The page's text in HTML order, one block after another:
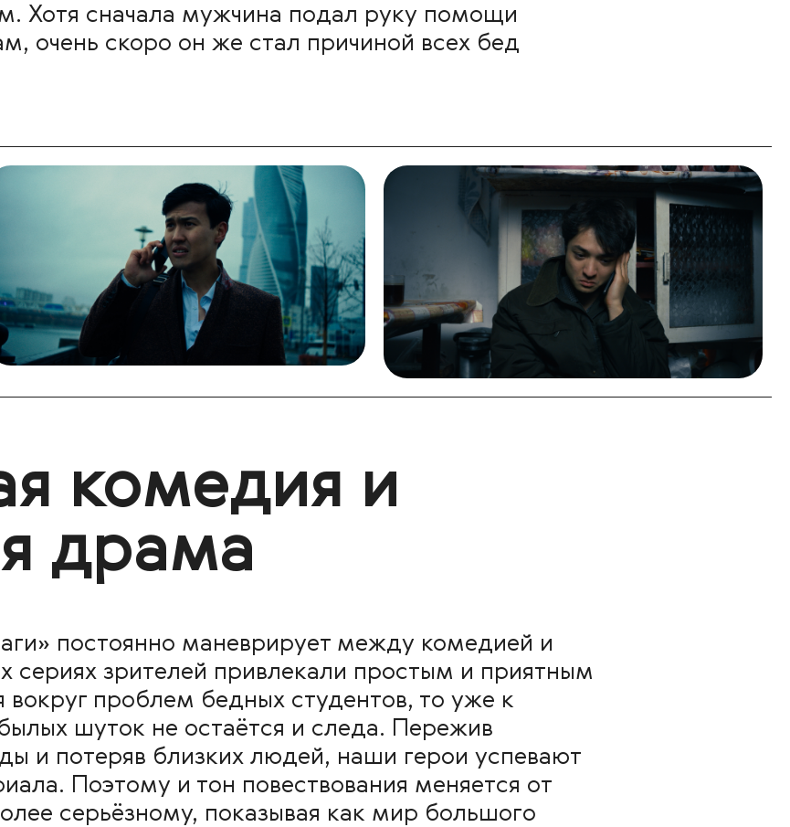
Хотя сначала мужчина подал руку помощи
очень скоро он же стал причиной всех бед
комедия и
драма
постоянно маневрирует между комедией и
сериях зрителей привлекали простым и приятным
проблем бедных студентов, то уже к
шуток не остаётся и следа. Пережив
и потеряв близких людей, наши герои успевают
Поэтому и тон повествования меняется от
серьёзному, показывая как мир большого